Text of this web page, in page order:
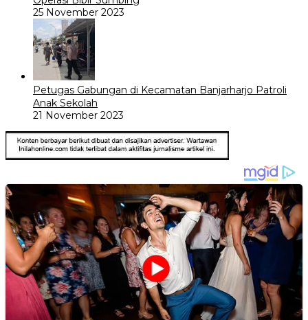
25 November 2023
Petugas Gabungan di Kecamatan Banjarharjo Patroli
Anak Sekolah
21 November 2023